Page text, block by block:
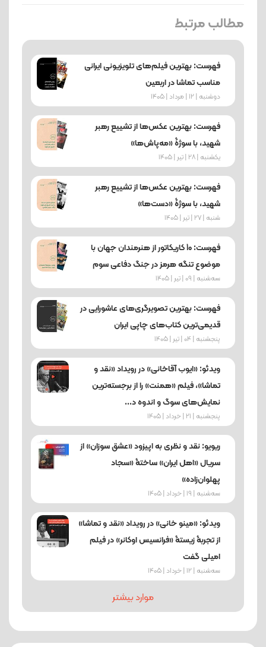
مطالب مرتبط
فهرست: بهترین فیلم‌های تلویزیونی ایرانی
مناسب تماشا در اربعین
دوشنبه | 12 | مرداد | 1405
فهرست: بهترین عکس‌ها از تشییع رهبر
شهید، با سوژۀ «مه‌پاش‌ها»
یکشنبه | 28 | تیر | 1405
فهرست: بهترین عکس‌ها از تشییع رهبر
شهید، با سوژۀ «دست‌ها»
شنبه | 27 | تیر | 1405
فهرست: 10 کاریکاتور از هنرمندان جهان با
موضوع تنگه هرمز در جنگ دفاعی سوم
ﺳﻪشنبه | 09 | تیر | 1405
فهرست: بهترین تصویرگری‌های عاشورایی در
قدیمی‌ترین کتاب‌های چاپی ایران
پنجشنبه | 04 | تیر | 1405
ویدئو: «ایوب آقاخانی» در رویداد «نقد و
تماشا»، فیلم «همنت» را از برجسته‌ترین
نمایش‌های سوگ و اندوه د...
پنجشنبه | 21 | خرداد | 1405
ریویو: نقد و نظری به اپیزود «عشق سوزان» از
سریال «اهل ایران» ساختۀ «سجاد
پهلوان‌زاده»
ﺳﻪشنبه | 19 | خرداد | 1405
ویدئو: «مینو خانی» در رویداد «نقد و تماشا»
از تجربۀ زیستۀ «فرانسیس اوکانر» در فیلم
امیلی گفت
ﺳﻪشنبه | 12 | خرداد | 1405
موارد بیشتر